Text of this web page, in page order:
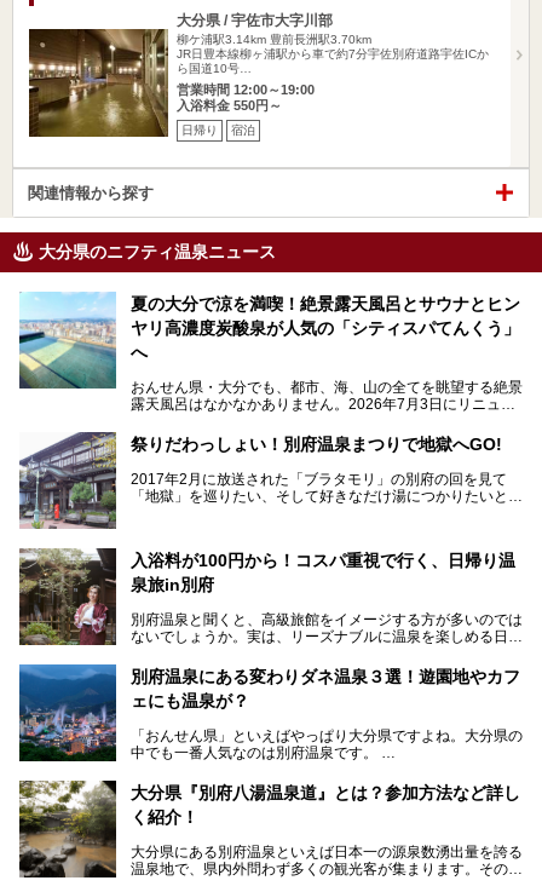
大分県 / 宇佐市大字川部
柳ケ浦駅3.14km 豊前長洲駅3.70km
JR日豊本線柳ヶ浦駅から車で約7分宇佐別府道路宇佐ICか
ら国道10号…
営業時間 12:00～19:00
入浴料金 550円～
日帰り 宿泊
関連情報から探す
大分県のニフティ温泉ニュース
夏の大分で涼を満喫！絶景露天風呂とサウナとヒン
ヤリ高濃度炭酸泉が人気の「シティスパてんくう」
へ
おんせん県・大分でも、都市、海、山の全てを眺望する絶景
露天風呂はなかなかありません。2026年7月3日にリニュー
てんくう(CITY SPA てんくう)」は、なんとJR大分駅直結と
いう利便性の高さ！
地上80mという圧倒的な開放感が魅力。温泉、ロウリュサウ
ナ、そしてひんやりとした約27度の高濃度炭酸泉で交互浴
併設の「JR九州ホテル ブラッサム大分」に泊まって、この
「シティスパてんくう」をたっぷり満喫してきたのでレポー
ルダウンできるスイーツ情報と併せてお楽しみください！
提供元：大分県【PR】
この記事は大分県のPR記事です。
祭りだわっしょい！別府温泉まつりで地獄へGO!
2017年2月に放送された「ブラタモリ」の別府の回を見て
「地獄」を巡りたい、そして好きなだけ湯につかりたいと切
まつり」が開催されます。その期間は嬉しいことに100以上
の共同浴場がなんと無料開放されるんです！普段から入浴料
が100円と安いのに、いいんですかタダにしちゃって!?
しかも4/2には「東京ディズニーリゾートスペシャルパレー
ド」も行われます。つまり別府に行けば「地獄」も「ミッキ
ーマウス」も拝める稀有なイベントですよ、これは行くしか
ない！
源泉数、湧出量ともに日本一の温泉県とも言われる大分県。
な市営温泉をまとめました。
Let’s go to Hell !
入浴料が100円から！コスパ重視で行く、日帰り温
泉旅in別府
別府温泉と聞くと、高級旅館をイメージする方が多いのでは
ないでしょうか。実は、リーズナブルに温泉を楽しめる日帰
で楽しめる「大分県の別府温泉」に注目してみました。
ニフティ温泉がオススメする温泉施設を紹介しちゃいます！
別府温泉にある変わりダネ温泉３選！遊園地やカフ
ェにも温泉が？
「おんせん県」といえばやっぱり大分県ですよね。大分県の
中でも一番人気なのは別府温泉です。
中いても飽きません。
普通に温泉に浸かる以外にも、別府地獄巡りや砂湯などは有
名ですよね。
別府温泉は共同湯も多く、家庭やマンションにも温泉を引い
ている所もあります。
大分県『別府八湯温泉道』とは？参加方法など詳し
く紹介！
大分県にある別府温泉といえば日本一の源泉数湧出量を誇る
温泉地で、県内外問わず多くの観光客が集まります。その別